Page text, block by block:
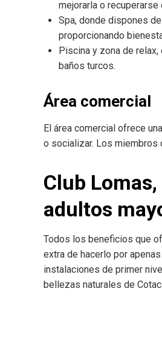
mejorarla o
Spa, donde dispones
proporcionando
Piscina y zona de
baños turcos.
Área comercial
El área comercial ofrece
o socializar. Los miembros
Club
adultos
Todos los beneficios que
extra de hacerlo por
instalaciones de primer
bellezas naturales de